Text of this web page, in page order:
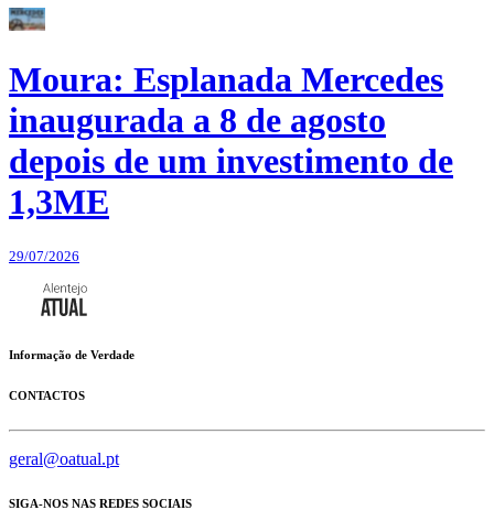
Moura: Esplanada Mercedes
inaugurada a 8 de agosto
depois de um investimento de
1,3ME
29/07/2026
Informação de Verdade
CONTACTOS
geral@oatual.pt
SIGA-NOS NAS REDES SOCIAIS